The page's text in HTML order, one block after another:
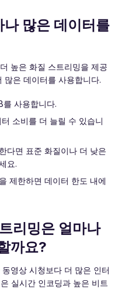
많은 데이터를
높은 화질 스트리밍을 제공
은 데이터를 사용합니다.
를 사용합니다.
소비를 더 늘릴 수 있습니
다면 표준 화질이나 더 낮은
요.
제한하면 데이터 한도 내에
리밍은 얼마나
까요?
영상 시청보다 더 많은 인터
실시간 인코딩과 높은 비트